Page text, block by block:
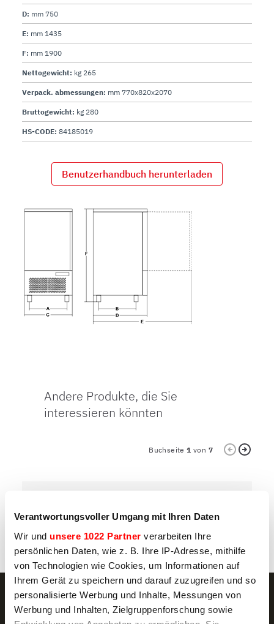
Verantwortungsvoller Umgang mit Ihren Daten
Wir und unsere 1022 Partner verarbeiten Ihre
persönlichen Daten, wie z. B. Ihre IP-Adresse, mithilfe
von Technologien wie Cookies, um Informationen auf
Ihrem Gerät zu speichern und darauf zuzugreifen und so
personalisierte Werbung und Inhalte, Messungen von
Werbung und Inhalten, Zielgruppenforschung sowie
D: mm 750
E: mm 1435
F: mm 1900
Nettogewicht: kg 265
Verpack. abmessungen: mm 770x820x2070
Bruttogewicht: kg 280
HS-CODE: 84185019
Benutzerhandbuch herunterladen
Andere Produkte, die Sie
interessieren könnten
Buchseite1 von 7
DOLOMITI 10 GELATERIA